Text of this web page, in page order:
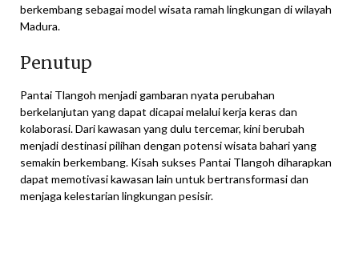
berkembang sebagai model wisata ramah lingkungan di wilayah
Madura.
Penutup
Pantai Tlangoh menjadi gambaran nyata perubahan
berkelanjutan yang dapat dicapai melalui kerja keras dan
kolaborasi. Dari kawasan yang dulu tercemar, kini berubah
menjadi destinasi pilihan dengan potensi wisata bahari yang
semakin berkembang. Kisah sukses Pantai Tlangoh diharapkan
dapat memotivasi kawasan lain untuk bertransformasi dan
menjaga kelestarian lingkungan pesisir.